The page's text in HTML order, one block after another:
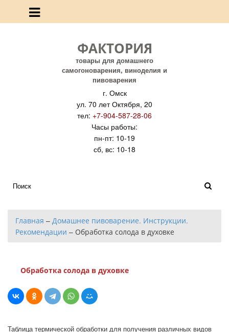
ФАКТОРИЯ
товары для домашнего
самогоноварения, виноделия и
пивоварения
г. Омск
ул. 70 лет Октября, 20
тел: +7-904-587-28-06
Часы работы:
пн-пт: 10-19
сб, вс: 10-18
Главная – Домашнее пивоварение. Инструкции.
Рекомендации – Обработка солода в духовке
Обработка солода в духовке
Таблица термической обработки для получения различных видов